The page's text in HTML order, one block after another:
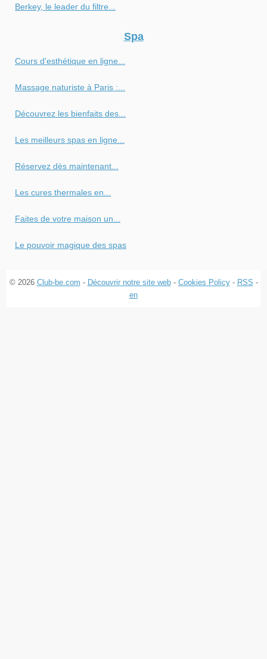
Berkey, le leader du filtre...
Spa
Cours d'esthétique en ligne...
Massage naturiste à Paris :...
Découvrez les bienfaits des...
Les meilleurs spas en ligne...
Réservez dès maintenant...
Les cures thermales en...
Faites de votre maison un...
Le pouvoir magique des spas
© 2026 Club-be.com - Découvrir notre site web- Cookies Policy- RSS -
en